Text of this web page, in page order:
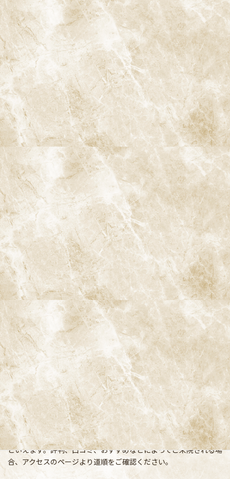
阿佐ヶ谷ことぶき歯科・矯正歯科
〒166-0004 東京都杉並区阿佐谷南3-37-14 第二北原ビル3階
阿佐ヶ谷の歯医者「阿佐ヶ谷ことぶき歯科・矯正歯科」 は、JR中
央線(快速)「阿佐ケ谷駅」徒歩0分 / JR中央/総武線「阿佐ケ谷駅」
徒歩0分 / 東京メトロ丸ノ内線「南阿佐ケ谷駅」徒歩8分の、駅す
ぐでとても通いやすい場所にある歯医者です。杉並区や中野区、新
宿、東京都内、隣接県や遠方からも患者様に来院頂きやすい環境
といえます。評判、口コミ、おすすめなどによってご来院される場
合、アクセスのページより道順をご確認ください。